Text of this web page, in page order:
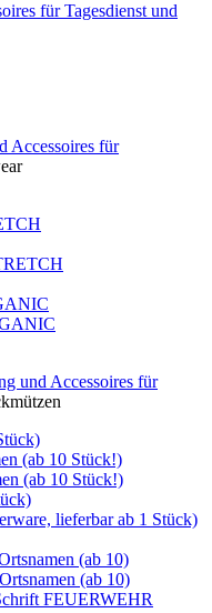
für Tagesdienst und
Accessoires für
und Accessoires für
(ab 10 Stück!)
(ab 10 Stück!)
lieferbar ab 1 Stück)
(ab 10)
(ab 10)
FEUERWEHR